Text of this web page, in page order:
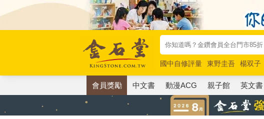
國中自修評量 東野圭吾 楊双子
唯紅花綻放
奧德賽 路邊攤新作
會員獎勵 中文書 動漫ACG 親子館 英文書